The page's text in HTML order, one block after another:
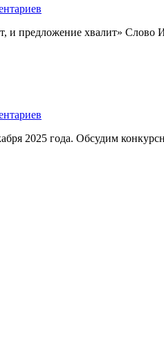
и предложение хвалит»
2025 года. Обсудим